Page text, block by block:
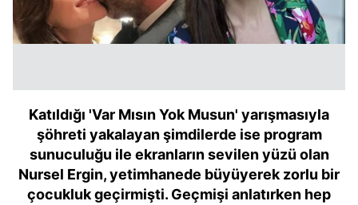
Katıldığı 'Var Mısın Yok Musun' yarışmasıyla
şöhreti yakalayan şimdilerde ise program
sunuculuğu ile ekranların sevilen yüzü olan
Nursel Ergin, yetimhanede büyüyerek zorlu bir
çocukluk geçirmişti. Geçmişi anlatırken hep